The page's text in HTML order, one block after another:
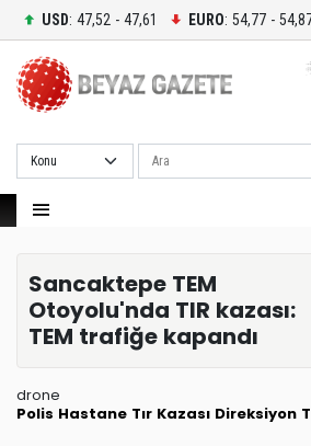
USD: 47,52 - 47,61 EURO: 54,77 -
Ara
Sancaktepe TEM
Otoyolu'nda TIR kazası:
TEM trafiğe kapandı
drone
Polis Hastane Tır Kazası Direksiyon